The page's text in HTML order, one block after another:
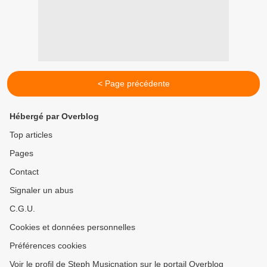
< Page précédente
Hébergé par Overblog
Top articles
Pages
Contact
Signaler un abus
C.G.U.
Cookies et données personnelles
Préférences cookies
Voir le profil de Steph Musicnation sur le portail Overblog